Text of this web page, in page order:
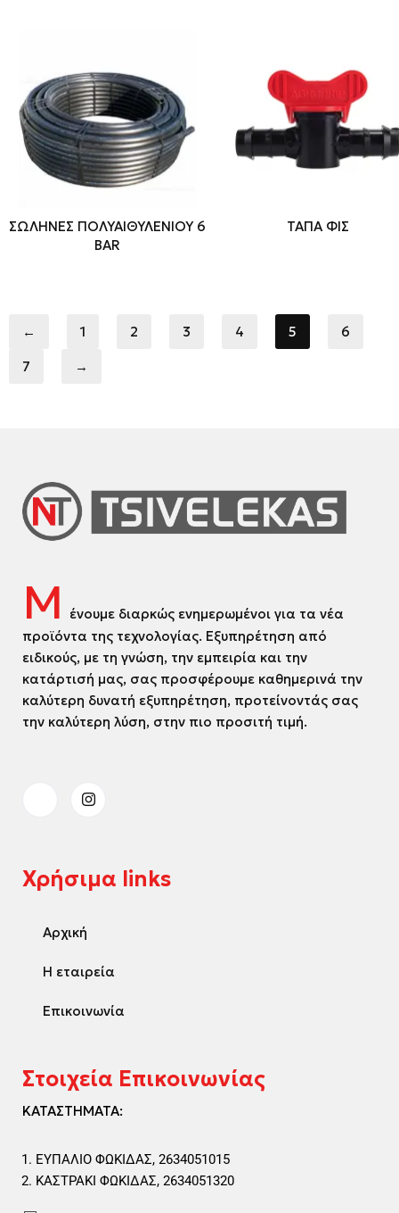
ΣΩΛΗΝΕΣ ΠΟΛΥΑΙΘΥΛΕΝΙΟΥ 6
BAR
ΤΑΠΑ ΦΙΣ
← 1 2 3 4 5 6
7 →
Μ
ένουμε διαρκώς ενημερωμένοι για τα νέα
προϊόντα της τεχνολογίας. Εξυπηρέτηση από
ειδικούς, με τη γνώση, την εμπειρία και την
κατάρτισή μας, σας προσφέρουμε καθημερινά την
καλύτερη δυνατή εξυπηρέτηση, προτείνοντάς σας
την καλύτερη λύση, στην πιο προσιτή τιμή.
Χρήσιμα links
Αρχική
Η εταιρεία
Επικοινωνία
Στοιχεία Επικοινωνίας
ΚΑΤΑΣΤΗΜΑΤΑ:
ΕΥΠΑΛΙΟ ΦΩΚΙΔΑΣ, 2634051015
ΚΑΣΤΡΑΚΙ ΦΩΚΙΔΑΣ, 2634051320